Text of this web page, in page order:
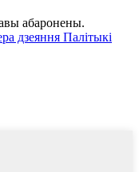
абаронены.
дзеяння Палітыкі